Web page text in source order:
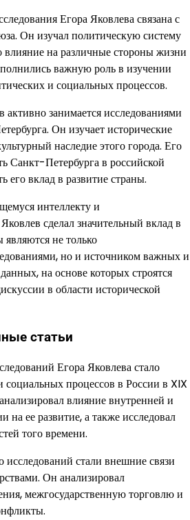
Егора Яковлева связана с
Он изучал политическую систему
на различные стороны жизни
важную роль в изучении
и социальных процессов.
занимается исследованиями
Он изучает исторические
наследие этого города. Его
Санкт-Петербурга в российской
его вклад в развитие страны.
интеллекту и
сделал значительный вклад в
не только
но и источником важных и
на основе которых строятся
в области исторической
статьи
Егора Яковлева стало
социальных процессов в России в XIX
влияние внутренней и
ее развитие, а также исследовал
того времени.
стали внешние связи
Он анализировал
межгосударственную торговлю и